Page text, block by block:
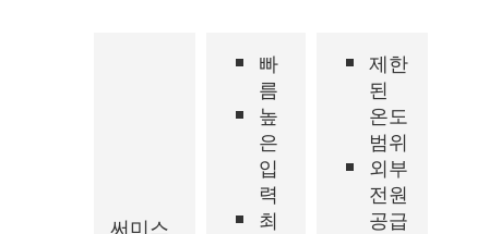
써미스
빠
름
높
은
입
력
최
제한
된
온도
범위
외부
전원
공급